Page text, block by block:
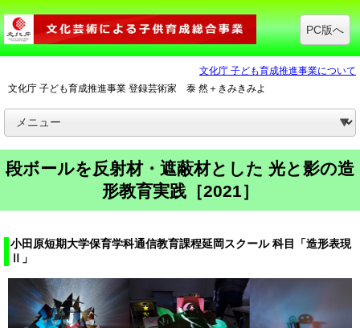
PC版へ
文化庁 子ども育成推進事業について
文化庁 子ども育成推進事業 登録芸術家 泰 然＋きみきみよ
段ボールを反射材・遮蔽材とした 光と影の造
形教育実践［2021］
小田原短期大学保育学科通信教育課程延岡スクール 科目「造形表現
Ⅱ」